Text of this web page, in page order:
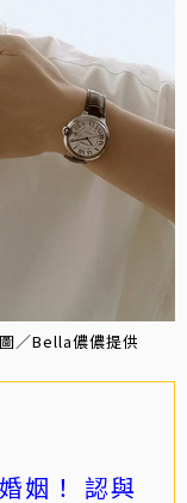
／Bella儂儂提供
姻！ 認與